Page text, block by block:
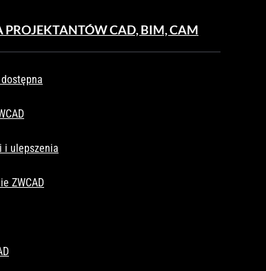
CAD, BIM, CAM
i ulepszenia
ZWCAD